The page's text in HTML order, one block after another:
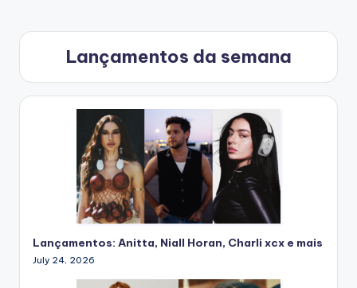
Lançamentos da semana
Lançamentos: Anitta, Niall Horan, Charli xcx e mais
July 24, 2026